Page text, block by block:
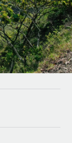
Abläufe
Team
zu
in deine